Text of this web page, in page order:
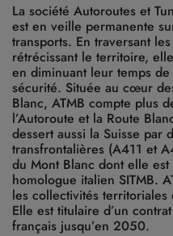
La société Autoroutes et
est en veille permanente
transports. En traversant
rétrécissant le territoire,
en diminuant leur temps
sécurité. Située au cœur
Blanc, ATMB compte plus
l’Autoroute et la Route
dessert aussi la Suisse par
transfrontalières (A411 et
du Mont Blanc dont elle
homologue italien SITMB.
les collectivités
Elle est titulaire d’un
français jusqu’en 2050.